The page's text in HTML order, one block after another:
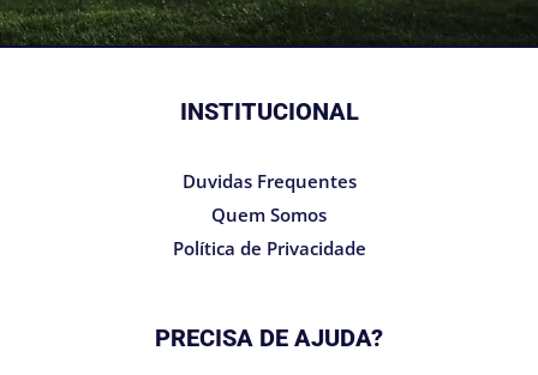
INSTITUCIONAL
Duvidas Frequentes
Quem Somos
Política de Privacidade
PRECISA DE AJUDA?